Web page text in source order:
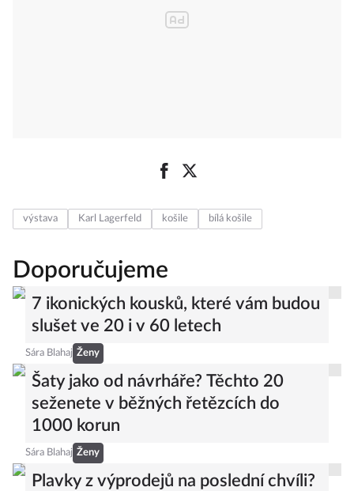
výstava Karl Lagerfeld košile bílá košile
Doporučujeme
7 ikonických kousků, které vám budou
slušet ve 20 i v 60 letech
Sára Blahaj Ženy
Šaty jako od návrháře? Těchto 20
seženete v běžných řetězcích do
1000 korun
Sára Blahaj Ženy
Plavky z výprodejů na poslední chvíli?